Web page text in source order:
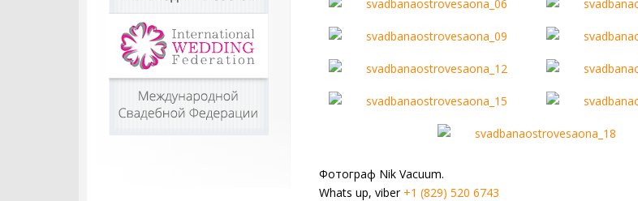
Фотограф Nik Vacuum.
Whats up, viber +1 (829) 520 6743